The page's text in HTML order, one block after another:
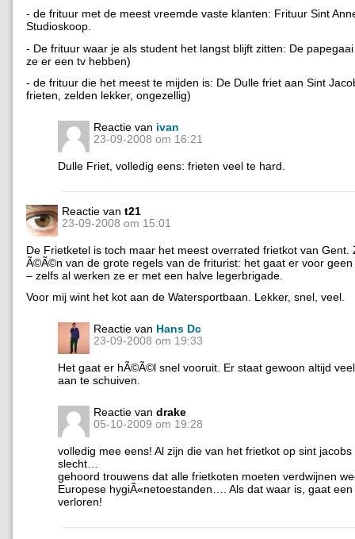
- de frituur met de meest vreemde vaste klanten: Frituur Sint
Studioskoop.
- De frituur waar je als student het langst blijft zitten: De
ze er een tv hebben)
- de frituur die het meest te mijden is: De Dulle friet aan Sint
frieten, zelden lekker, ongezellig)
Reactie van ivan
23-09-2008 om 16:21
Dulle Friet, volledig eens: frieten veel te hard.
Reactie van t21
23-09-2008 om 15:01
De Frietketel is toch maar het meest overrated frietkot van Gent.
Ã©Ã©n van de grote regels van de friturist: het gaat er voor
– zelfs al werken ze er met een halve legerbrigade.
Voor mij wint het kot aan de Watersportbaan. Lekker, snel, veel.
Reactie van Hans Dc
23-09-2008 om 19:33
Het gaat er hÃ©Ã©l snel vooruit. Er staat gewoon altijd
aan te schuiven.
Reactie van drake
05-10-2009 om 19:28
volledig mee eens! Al zijn die van het frietkot op sint jacobs
slecht…
gehoord trouwens dat alle frietkoten moeten verdwijnen
Europese hygiÃ«netoestanden…. Als dat waar is, gaat een
verloren!